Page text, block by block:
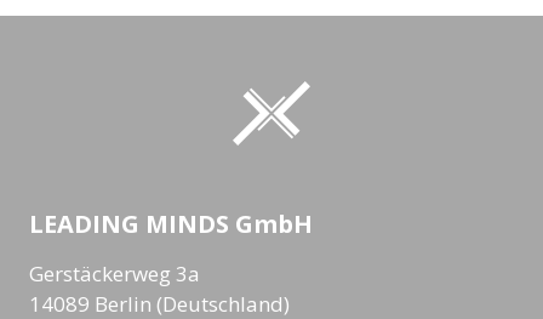
LEADING MINDS GmbH
Gerstäckerweg 3a
14089 Berlin (Deutschland)